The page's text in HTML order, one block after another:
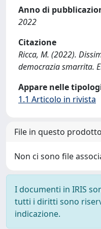
Anno di
2022
Citazione
Ricca, M. (2022).
democrazia smarrita.
Appare nelle
1.1 Articolo in rivista
File in questo
Non ci sono file
I documenti in IRIS
tutti i diritti sono
indicazione.